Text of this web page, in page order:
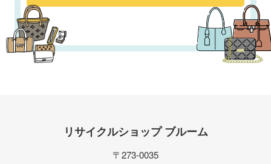
リサイクルショップ ブルーム
〒273-0035